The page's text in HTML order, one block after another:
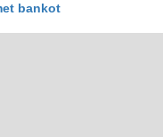
bankot